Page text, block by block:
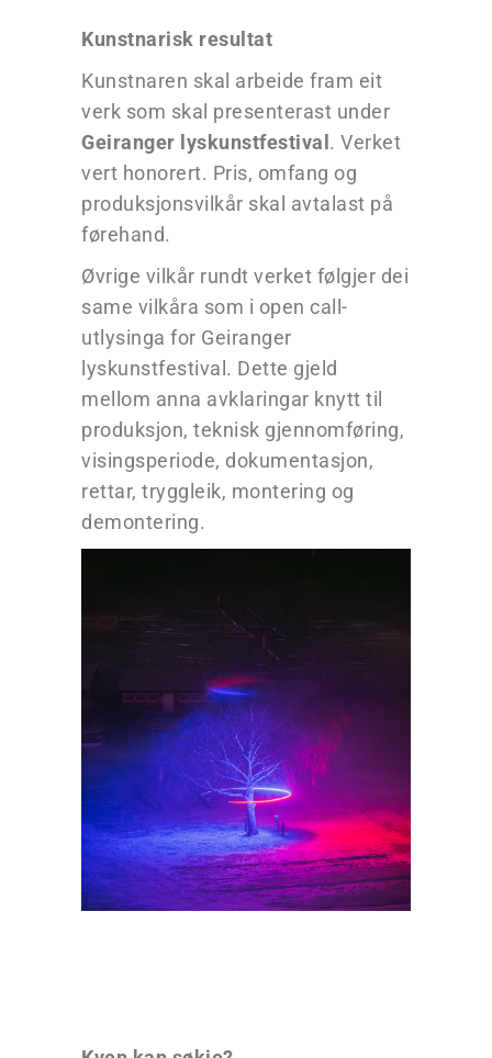
Kunstnarisk resultat
Kunstnaren skal arbeide fram eit
verk som skal presenterast under
Geiranger lyskunstfestival . Verket
vert honorert. Pris, omfang og
produksjonsvilkår skal avtalast på
førehand.
Øvrige vilkår rundt verket følgjer dei
same vilkåra som i open call-
utlysinga for Geiranger
lyskunstfestival. Dette gjeld
mellom anna avklaringar knytt til
produksjon, teknisk gjennomføring,
visingsperiode, dokumentasjon,
rettar, tryggleik, montering og
demontering.